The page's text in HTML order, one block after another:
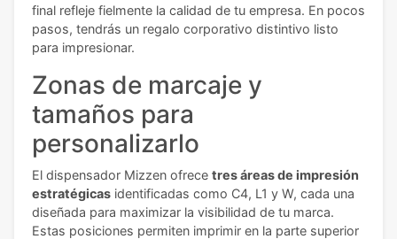
final refleje fielmente la calidad de tu empresa. En pocos
pasos, tendrás un regalo corporativo distintivo listo
para impresionar.
Zonas de marcaje y
tamaños para
personalizarlo
El dispensador Mizzen ofrece tres áreas de impresión
estratégicas identificadas como C4, L1 y W, cada una
diseñada para maximizar la visibilidad de tu marca.
Estas posiciones permiten imprimir en la parte superior